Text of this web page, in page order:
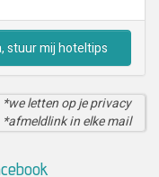
stuur mij hoteltips
*we letten op je privacy
*afmeldlink in elke mail